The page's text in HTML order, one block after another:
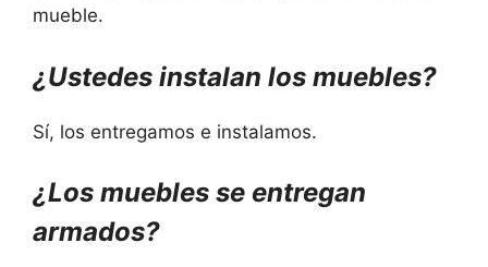
mueble.
¿Ustedes instalan los muebles?
Sí, los entregamos e instalamos.
¿Los muebles se entregan
armados?